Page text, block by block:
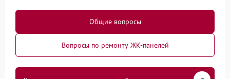
Общие вопросы
Вопросы по ремонту ЖК-панелей